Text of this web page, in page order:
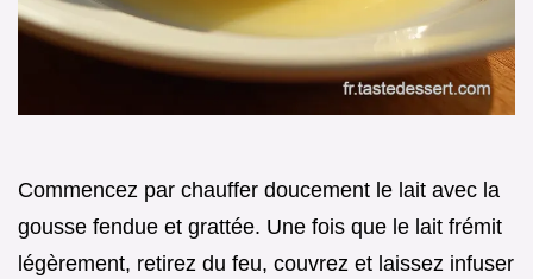
Commencez par chauffer doucement le lait avec la
gousse fendue et grattée. Une fois que le lait frémit
légèrement, retirez du feu, couvrez et laissez infuser